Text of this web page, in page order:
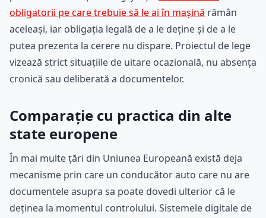
obligatorii pe care trebuie să le ai în mașină rămân
aceleași, iar obligația legală de a le deține și de a le
putea prezenta la cerere nu dispare. Proiectul de lege
vizează strict situațiile de uitare ocazională, nu absența
cronică sau deliberată a documentelor.
Comparație cu practica din alte
state europene
În mai multe țări din Uniunea Europeană există deja
mecanisme prin care un conducător auto care nu are
documentele asupra sa poate dovedi ulterior că le
deținea la momentul controlului. Sistemele digitale de